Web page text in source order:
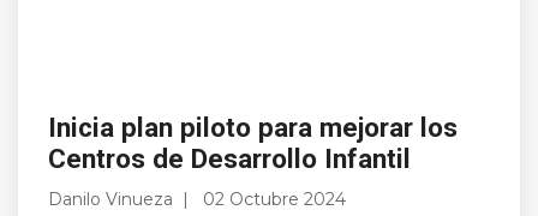
Inicia plan piloto para mejorar los
Centros de Desarrollo Infantil
Danilo Vinueza 02 Octubre 2024